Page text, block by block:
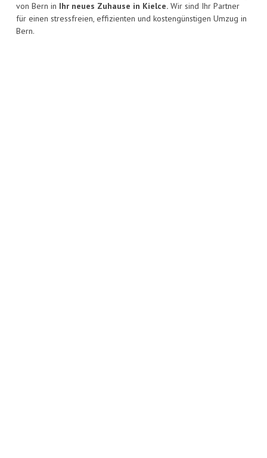
von Bern in Ihr neues Zuhause in Kielce. Wir sind Ihr Partner
für einen stressfreien, effizienten und kostengünstigen Umzug in
Bern.